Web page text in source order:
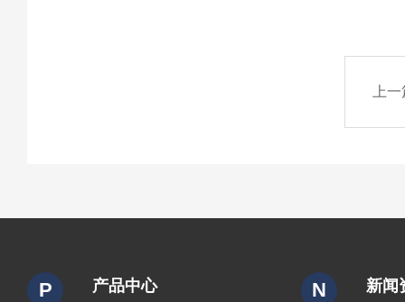
上
P 产品中心 N 新闻